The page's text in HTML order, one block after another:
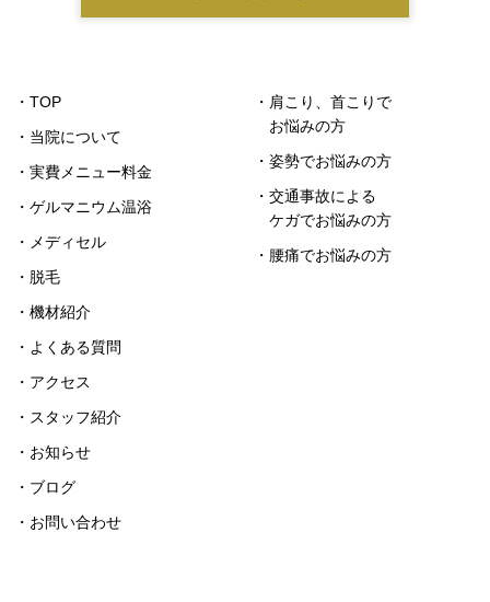
・TOP
・当院について
・実費メニュー料金
・ゲルマニウム温浴
・メディセル
・脱毛
・機材紹介
・肩こり、首こりで
お悩みの方
・姿勢でお悩みの方
・交通事故による
ケガでお悩みの方
・腰痛でお悩みの方
・よくある質問
・アクセス
・スタッフ紹介
・お知らせ
・ブログ
・お問い合わせ